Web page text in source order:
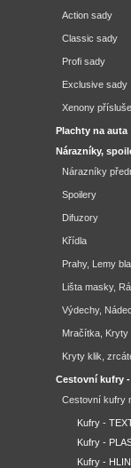
Action sady
Classic sady
Profi sady
Exclusive sady
Xenony
Plachty na auta
Nárazníky,
Nárazníky
Spoilery
Difuzory
Křídla
Prahy, Lemy
Lišta masky,
Výdechy,
Mračítka, Kryty
Kryty klik,
Cestovní kufry
Cestovní kufry
Kufry -
Kufry -
Kufry -